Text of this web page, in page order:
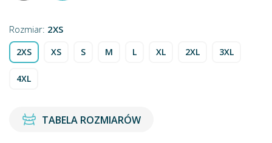
Rozmiar: 2XS
2XS XS S M L XL 2XL 3XL
4XL
TABELA ROZMIARÓW